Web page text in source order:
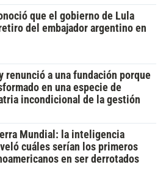
que el gobierno de Lula
del embajador argentino en
renunció a una fundación porque
en una especie de
incondicional de la gestión
Mundial: la inteligencia
cuáles serían los primeros
en ser derrotados